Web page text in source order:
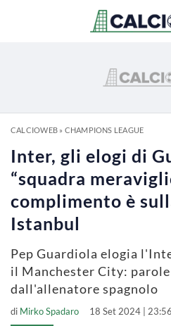
CALCIOWEB» CHAMPIONS LEAGUE
Inter, gli elogi di
“squadra
complimento è
Istanbul
Pep Guardiola elogia
il Manchester City:
dall'allenatore spagnolo
di Mirko Spadaro 18 Set 2024 | 23:56